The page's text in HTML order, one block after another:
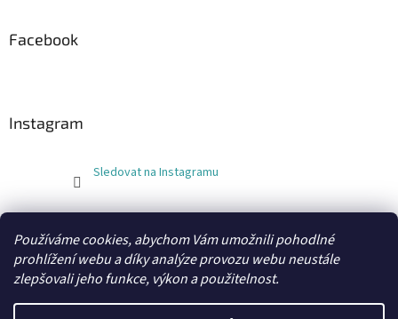
Používáme cookies, abychom Vám umožnili pohodlné
prohlížení webu a díky analýze provozu webu neustále
zlepšovali jeho funkce, výkon a použitelnost.
Facebook
Instagram
Sledovat na Instagramu